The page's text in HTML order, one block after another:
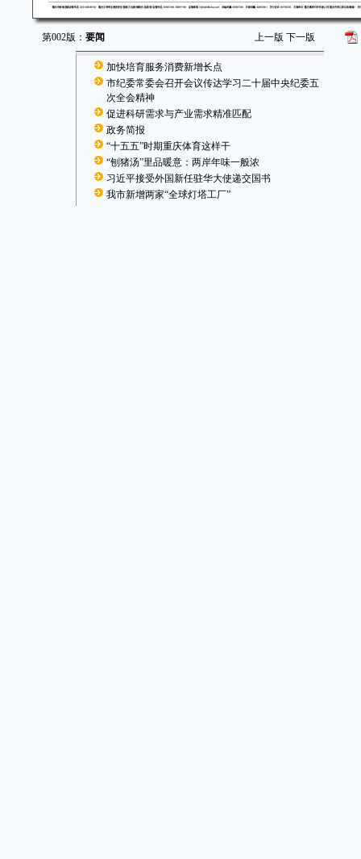
第002版： 要闻 上一版 下一版
加快培育服务消费新增长点
市纪委常委会召开会议传达学习二十届中央纪委五
次全会精神
促进科研需求与产业需求精准匹配
政务简报
“十五五”时期重庆体育这样干
“刨猪汤”里品暖意：两岸年味一般浓
习近平接受外国新任驻华大使递交国书
我市新增两家“全球灯塔工厂”